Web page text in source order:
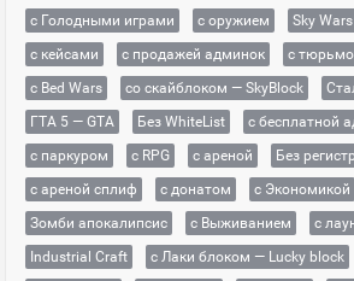
с Голодными играми
с оружием Sky Wars
с кейсами
с продажей админок с
с Bed Wars
со скайблоком — SkyBlock
ГТА 5 — GTA
Без WhiteList
с бесплатной
с паркуром
с RPG с ареной
Без
с ареной сплиф
с донатом с Экономикой
Зомби апокалипсис
с Выживанием с
Industrial Craft
с Лаки блоком — Lucky block